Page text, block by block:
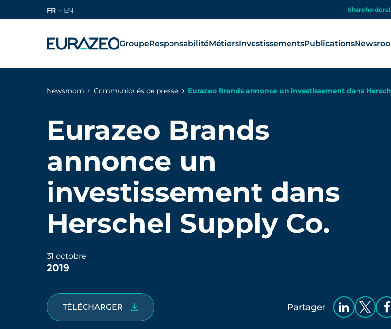
FR EN Shareholders
GroupeResponsabilitéMétiersInvestissementsPublications
Newsroom Communiqués de presse Eurazeo Brands annonce un investissement dans
Eurazeo Brands
annonce un
investissement dans
Herschel Supply Co.
31 octobre
2019
TÉLÉCHARGER Partager